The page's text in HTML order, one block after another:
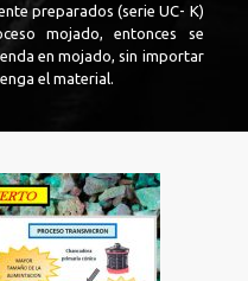
preparados (serie UC- K)
mojado, entonces se
en mojado, sin importar
el material.